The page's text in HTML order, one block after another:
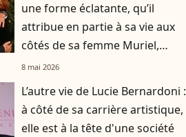
une forme éclatante, qu’il
attribue en partie à sa vie aux
côtés de sa femme Muriel,
pour qui il a tout laissé
8 mai 2026
L’autre vie de Lucie Bernardoni :
à côté de sa carrière artistique,
elle est à la tête d'une société